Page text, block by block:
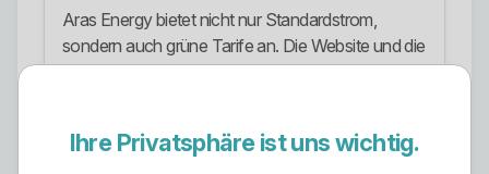
Aras Energy bietet nicht nur Standardstrom,
sondern auch grüne Tarife an. Die Website und die
FAQ sprechen ausdrücklich von 100 %
Kunden auf den Zusatz „Green“ achten sollen.
Ihre Privatsphäre ist uns wichtig.